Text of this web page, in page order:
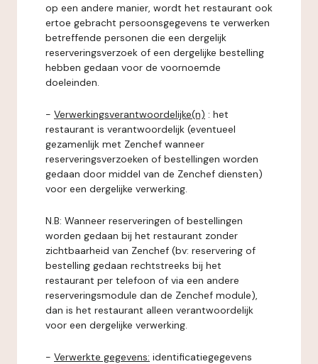
op een andere manier, wordt het restaurant ook
ertoe gebracht persoonsgegevens te verwerken
betreffende personen die een dergelijk
reserveringsverzoek of een dergelijke bestelling
hebben gedaan voor de voornoemde
doeleinden.
- Verwerkingsverantwoordelijke(n) : het
restaurant is verantwoordelijk (eventueel
gezamenlijk met Zenchef wanneer
reserveringsverzoeken of bestellingen worden
gedaan door middel van de Zenchef diensten)
voor een dergelijke verwerking.
N.B: Wanneer reserveringen of bestellingen
worden gedaan bij het restaurant zonder
zichtbaarheid van Zenchef (bv: reservering of
bestelling gedaan rechtstreeks bij het
restaurant per telefoon of via een andere
reserveringsmodule dan de Zenchef module),
dan is het restaurant alleen verantwoordelijk
voor een dergelijke verwerking.
- Verwerkte gegevens: identificatiegegevens